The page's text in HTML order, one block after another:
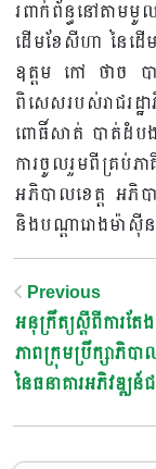
រពាក់ព័ន្ធនៅតាមមូ
ដើមខែសីហា នៃដើ
ឧត្តម កៅ ថាច បា
ពិសេសរបស់រាជរ
ពោធិ៍សាត់ បាត់ដំបង
ការចូលរួមពីគ្រប់
អភិបាលខេត្ត អភិប
និងបណ្តារោងម៉ាស៊ី
Post
Navigation
Previous
អនុក្រឹត្យស្តី​ពីការ​ត
ភាព​ក្រុមប្រឹក្សាភិប
នៃធនាគារអភិវឌ្ឍន៍